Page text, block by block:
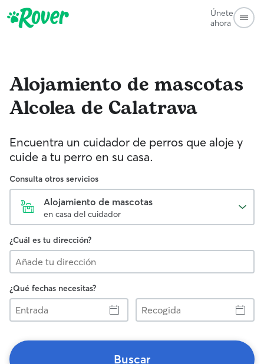
Únete
ahora
Alojamiento de mascotas
Alcolea de Calatrava
Encuentra un cuidador de perros que aloje y
cuide a tu perro en su casa.
Consulta otros servicios
Alojamiento de mascotas
en casa del cuidador
¿Cuál es tu dirección?
¿Qué fechas necesitas?
Entrada
Recogida
Buscar